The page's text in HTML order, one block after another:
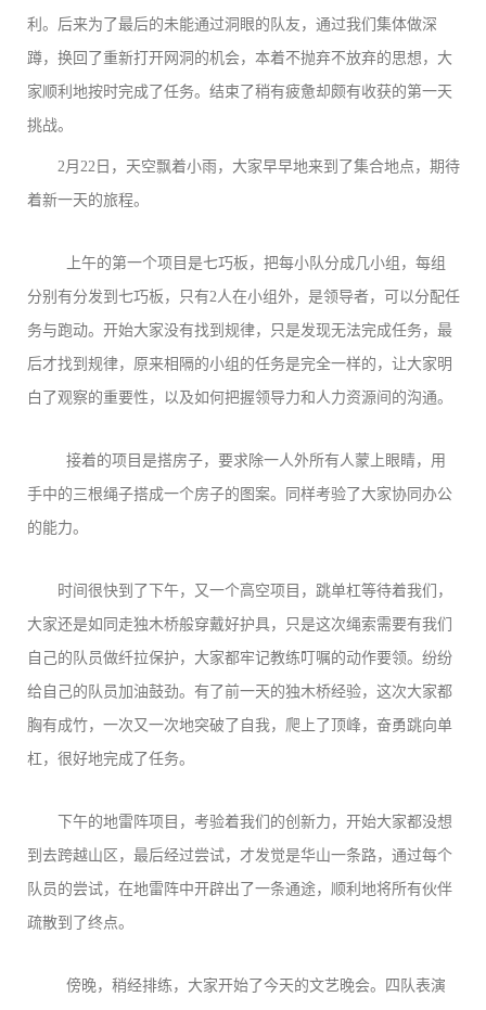
利。后来为了最后的未能通过洞眼的队友，通过我们集体做深
蹲，换回了重新打开网洞的机会，本着不抛弃不放弃的思想，大
家顺利地按时完成了任务。结束了稍有疲惫却颇有收获的第一天
挑战。
2月22日，天空飘着小雨，大家早早地来到了集合地点，期待
着新一天的旅程。
上午的第一个项目是七巧板，把每小队分成几小组，每组
分别有分发到七巧板，只有2人在小组外，是领导者，可以分配任
务与跑动。开始大家没有找到规律，只是发现无法完成任务，最
后才找到规律，原来相隔的小组的任务是完全一样的，让大家明
白了观察的重要性，以及如何把握领导力和人力资源间的沟通。
接着的项目是搭房子，要求除一人外所有人蒙上眼睛，用
手中的三根绳子搭成一个房子的图案。同样考验了大家协同办公
的能力。
时间很快到了下午，又一个高空项目，跳单杠等待着我们，
大家还是如同走独木桥般穿戴好护具，只是这次绳索需要有我们
自己的队员做纤拉保护，大家都牢记教练叮嘱的动作要领。纷纷
给自己的队员加油鼓劲。有了前一天的独木桥经验，这次大家都
胸有成竹，一次又一次地突破了自我，爬上了顶峰，奋勇跳向单
杠，很好地完成了任务。
下午的地雷阵项目，考验着我们的创新力，开始大家都没想
到去跨越山区，最后经过尝试，才发觉是华山一条路，通过每个
队员的尝试，在地雷阵中开辟出了一条通途，顺利地将所有伙伴
疏散到了终点。
傍晚，稍经排练，大家开始了今天的文艺晚会。四队表演